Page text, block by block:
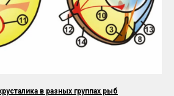
в разных группах рыб